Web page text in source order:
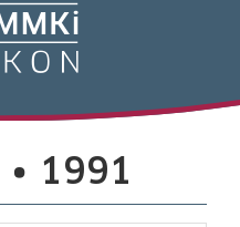
∙ 1991